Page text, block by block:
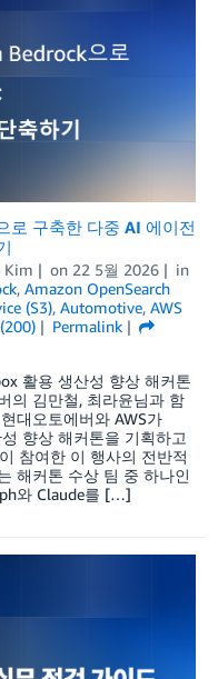
로 구축한 다중 AI 에이전
Kim on 22 5월 2026
in
, Amazon OpenSearch
(S3), Automotive, AWS
Permalink
활용 생산성 향상 해커톤
의 김만철, 최라윤님과 함
대오토에버와 AWS가
향상 해커톤을 기획하고
참여한 이 행사의 전반적
해커톤 수상 팀 중 하나인
와 Claude를 […]